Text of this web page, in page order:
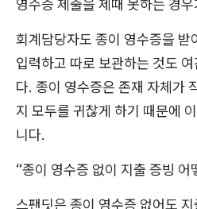
영수증 제출을 제때 못하는 경
회계담당자도 종이 영수증을
입력하고 따로 보관하는 것도
다. 종이 영수증은 존재 자체가
지 모두를 귀찮게 하기 때문에
니다.
“종이 영수증 없이 지출 증빙 어
스팬딧은 종이 영수증 없어도